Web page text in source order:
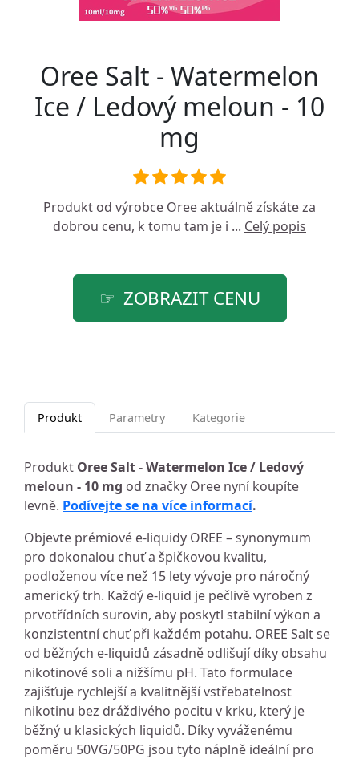
Oree Salt - Watermelon
Ice / Ledový meloun - 10
mg
Produkt od výrobce Oreeaktuálně získáte za
dobrou cenu, k tomu tam je i ... Celý popis
ZOBRAZIT CENU
Produkt Parametry Kategorie
Produkt Oree Salt - Watermelon Ice / Ledový
meloun - 10 mg od značky Oree nyní koupíte
levně. Podívejte se na více informací.
Objevte prémiové e-liquidy OREE – synonymum
pro dokonalou chuť a špičkovou kvalitu,
podloženou více než 15 lety vývoje pro náročný
americký trh. Každý e-liquid je pečlivě vyroben z
prvotřídních surovin, aby poskytl stabilní výkon a
konzistentní chuť při každém potahu. OREE Salt se
od běžných e-liquidů zásadně odlišují díky obsahu
nikotinové soli a nižšímu pH. Tato formulace
zajišťuje rychlejší a kvalitnější vstřebatelnost
nikotinu bez dráždivého pocitu v krku, který je
běžný u klasických liquidů. Díky vyváženému
poměru 50VG/50PG jsou tyto náplně ideální pro